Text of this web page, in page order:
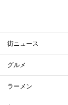
街ニュース
グルメ
ラーメン